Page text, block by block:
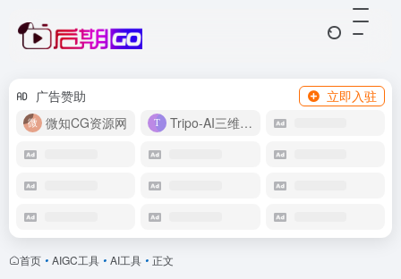
广告赞助
立即入驻
微知CG资源网
Tripo-AI三维模型
首页 • AIGC工具 • AI工具 • 正文